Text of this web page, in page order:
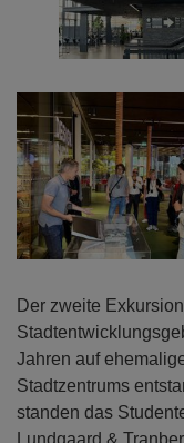
Der zweite
Jahren auf
Stadtzentrums
standen das
Lundgaard &